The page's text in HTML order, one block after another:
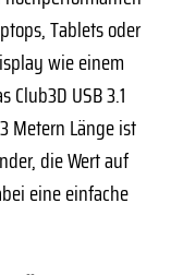
Tablets oder
wie einem
USB 3.1
Metern Länge ist
die Wert auf
eine einfache